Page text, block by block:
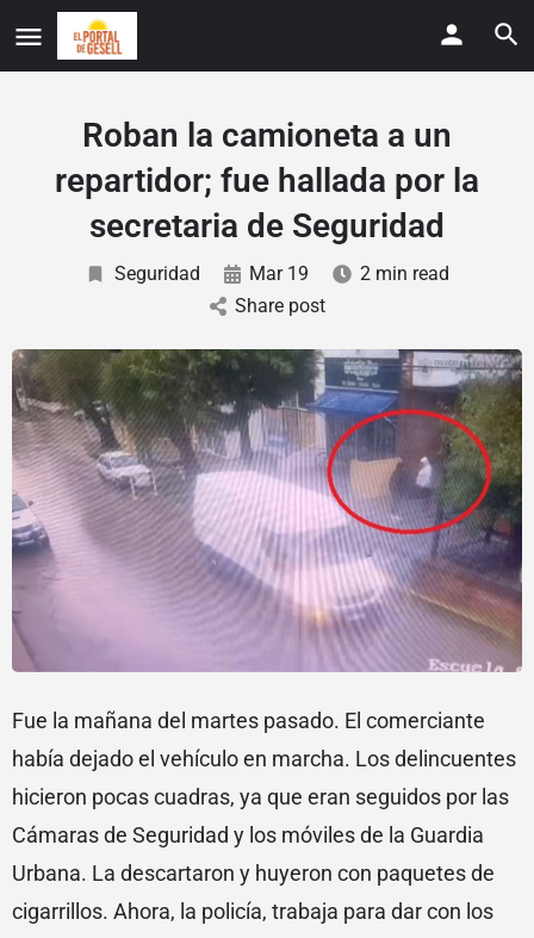
Roban la camioneta a un
repartidor; fue hallada por la
secretaria de Seguridad
Seguridad Mar 19
2 min read
Share post
Fue la mañana del martes pasado. El comerciante
había dejado el vehículo en marcha. Los delincuentes
hicieron pocas cuadras, ya que eran seguidos por las
Cámaras de Seguridad y los móviles de la Guardia
Urbana. La descartaron y huyeron con paquetes de
cigarrillos. Ahora, la policía, trabaja para dar con los